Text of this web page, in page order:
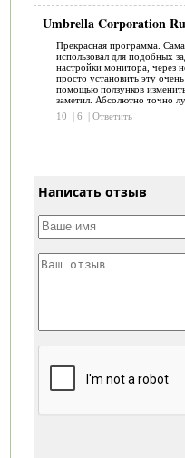
Umbrella Corporation
Прекрасная программа.
использовал для подобных
настройки монитора, через
просто установить эту
помощью ползунков
заметил. Абсолютно точно
10
| 6 | Ответить
Написать отзыв